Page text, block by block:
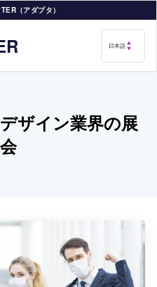
（アダプタ）
ザイン業界の展